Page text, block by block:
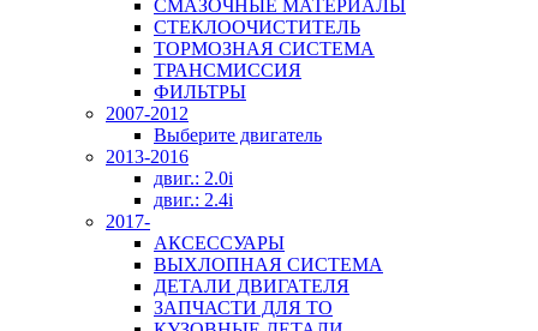
СМАЗОЧНЫЕ МАТЕРИАЛЫ
СТЕКЛООЧИСТИТЕЛЬ
ТОРМОЗНАЯ СИСТЕМА
ТРАНСМИССИЯ
ФИЛЬТРЫ
2007-2012
Выберите двигатель
2013-2016
двиг.: 2.0i
двиг.: 2.4i
2017-
АКСЕССУАРЫ
ВЫХЛОПНАЯ СИСТЕМА
ДЕТАЛИ ДВИГАТЕЛЯ
ЗАПЧАСТИ ДЛЯ ТО